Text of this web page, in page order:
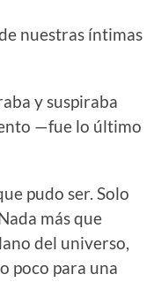
nuestras íntimas
y suspiraba
—fue lo último
pudo ser. Solo
más que
del universo,
poco para una